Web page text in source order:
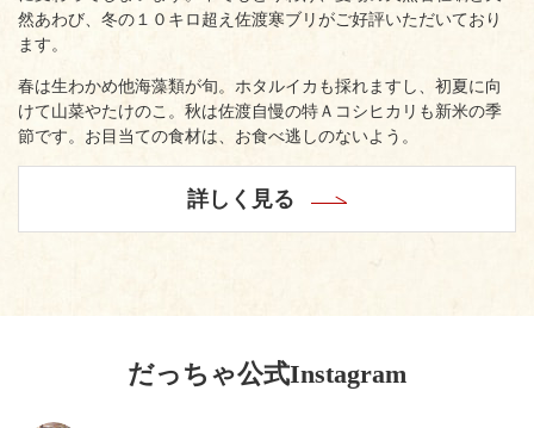
然あわび、冬の１０キロ超え佐渡寒ブリがご好評いただいており
ます。
春は生わかめ他海藻類が旬。ホタルイカも採れますし、初夏に向
けて山菜やたけのこ。秋は佐渡自慢の特Ａコシヒカリも新米の季
節です。お目当ての食材は、お食べ逃しのないよう。
詳しく見る
だっちゃ公式Instagram